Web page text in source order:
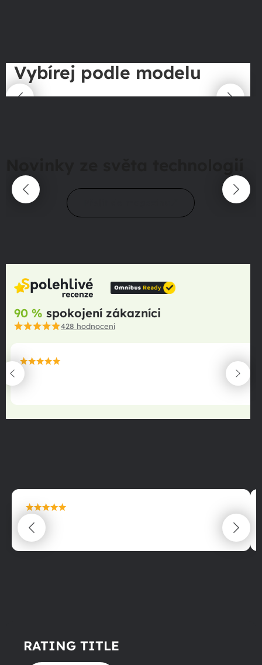
Vybírej podle modelu
90 % spokojení zákazníci
428 hodnocení
maximální spokojenost
22.06.2025
maximální spokojenost
22.06.2025
RATING TITLE